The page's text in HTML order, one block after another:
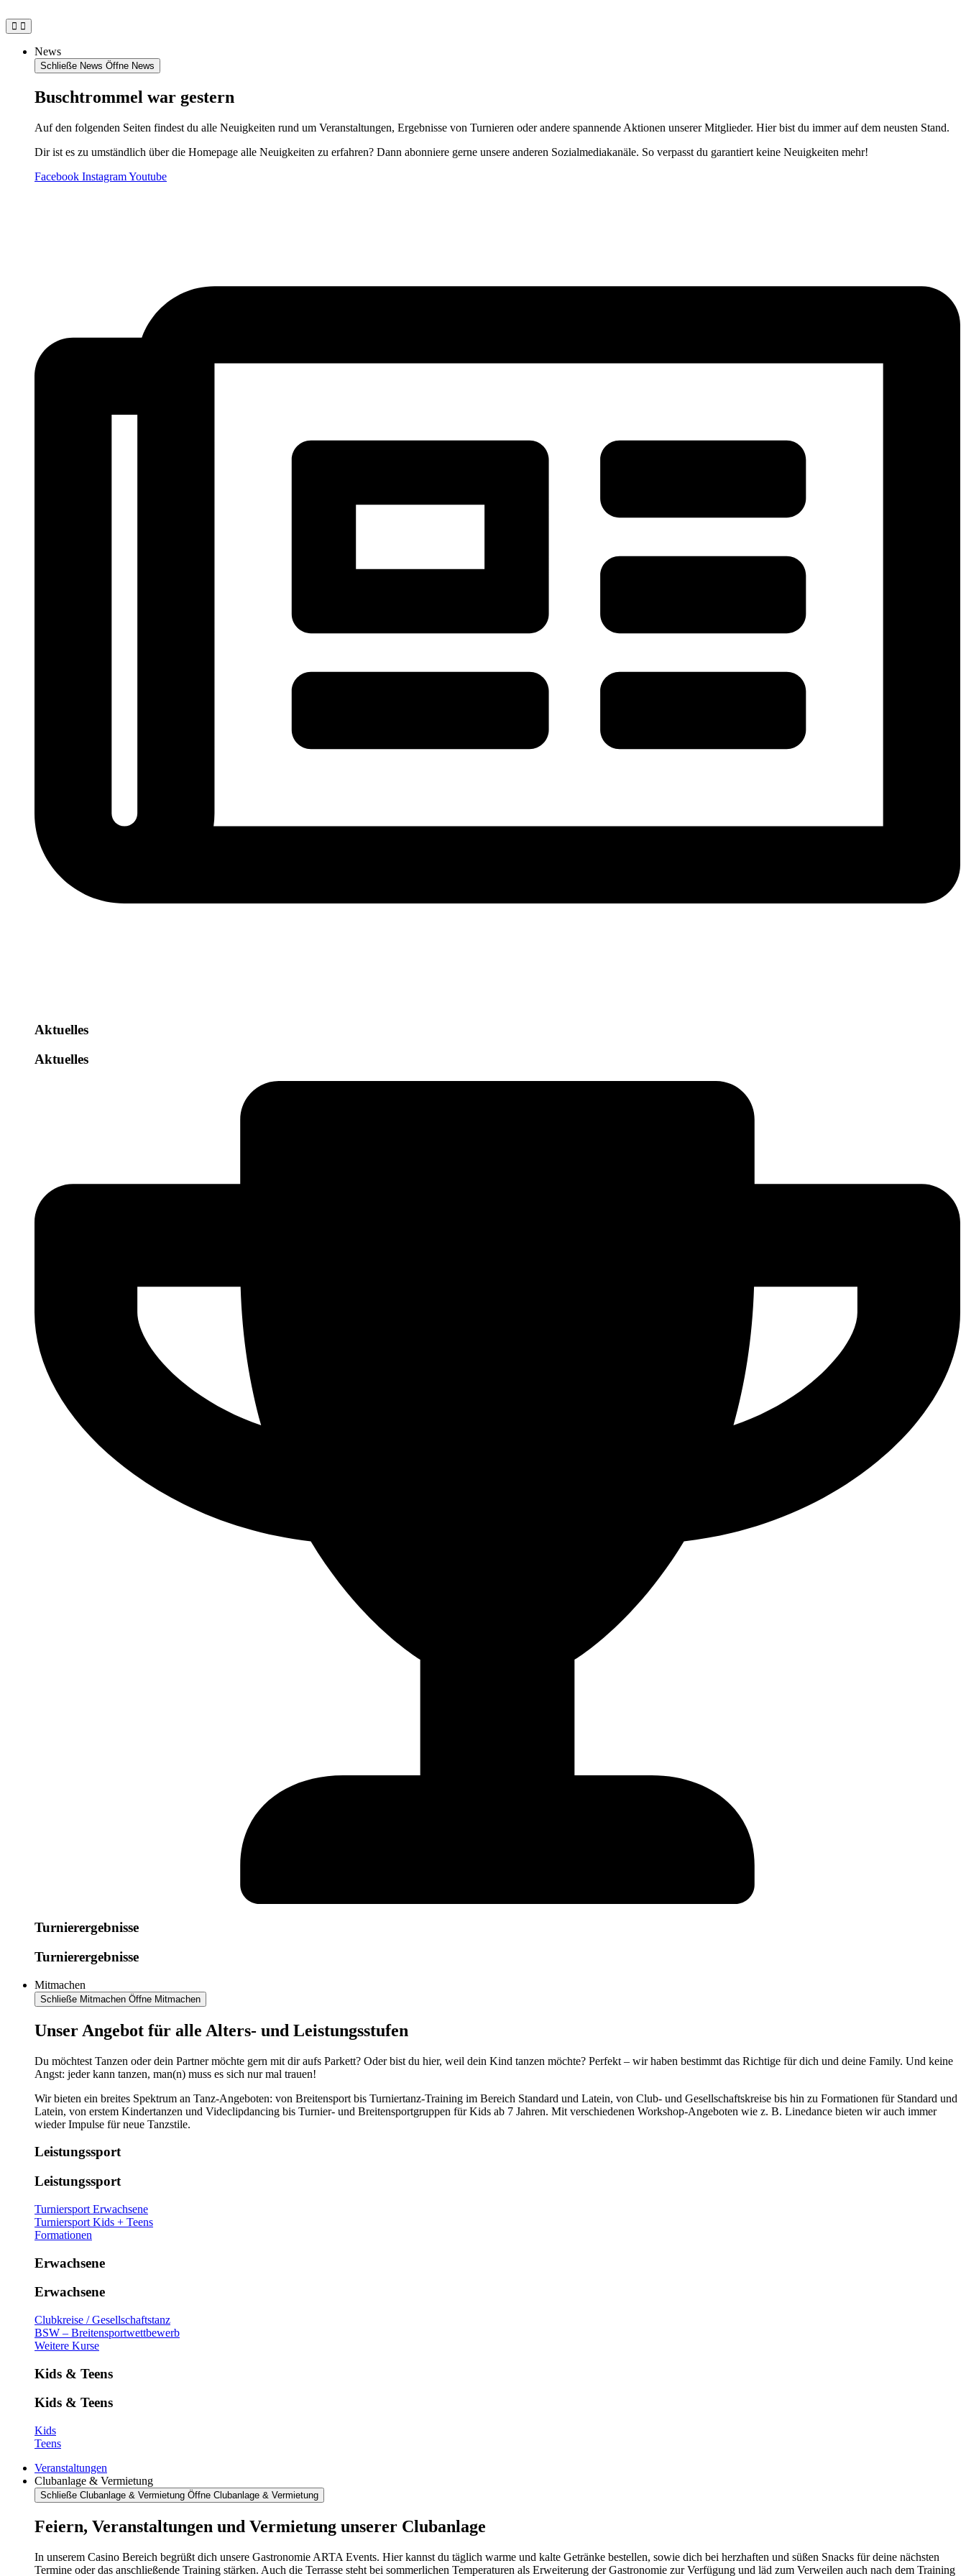
Inhalt
springen
News
Schließe News Öffne News
Buschtrommel war gestern
Auf den folgenden Seiten findest du alle Neuigkeiten rund um Veranstaltungen, Ergebnisse von Turnieren oder andere spannende Aktionen unserer Mitglieder. Hier bist du immer auf dem neusten Stand.
Dir ist es zu umständlich über die Homepage alle Neuigkeiten zu erfahren? Dann abonniere gerne unsere anderen Sozialmediakanäle. So verpasst du garantiert keine Neuigkeiten mehr!
Facebook InstagramYoutube
Aktuelles
Aktuelles
Turnierergebnisse
Turnierergebnisse
Mitmachen
Schließe Mitmachen Öffne Mitmachen
​​​Unser Angebot für alle Alters- und Leistungsstufen
Du möchtest Tanzen oder dein Partner möchte gern mit dir aufs Parkett? Oder bist du hier, weil dein Kind tanzen möchte? Perfekt – wir haben bestimmt das Richtige für dich und deine Family. Und keine
Angst: jeder kann tanzen, man(n) muss es sich nur mal trauen!
Wir bieten ein breites Spektrum an Tanz-Angeboten: von Breitensport bis Turniertanz-Training im Bereich Standard und Latein, von Club- und Gesellschaftskreise bis hin zu Formationen für Standard und
Latein, von erstem Kindertanzen und Videclipdancing bis Turnier- und Breitensportgruppen für Kids ab 7 Jahren. Mit verschiedenen Workshop-Angeboten wie z. B. Linedance bieten wir auch immer
wieder Impulse für neue Tanzstile.
Leistungssport
Leistungssport
Turniersport Erwachsene
Turniersport Kids + Teens
Formationen
Erwachsene
Erwachsene
Clubkreise / Gesellschaftstanz
BSW – Breitensportwettbewerb
Weitere Kurse
Kids & Teens
Kids & Teens
Kids
Teens
Veranstaltungen
Clubanlage & Vermietung
Schließe Clubanlage & Vermietung Öffne Clubanlage & Vermietung
Feiern, Veranstaltungen und Vermietung unserer Clubanlage
In unserem Casino Bereich begrüßt dich unsere Gastronomie ARTA Events. Hier kannst du täglich warme und kalte Getränke bestellen, sowie dich bei herzhaften und süßen Snacks für deine nächsten
Termine oder das anschließende Training stärken. Auch die Terrasse steht bei sommerlichen Temperaturen als Erweiterung der Gastronomie zur Verfügung und läd zum Verweilen auch nach dem Training